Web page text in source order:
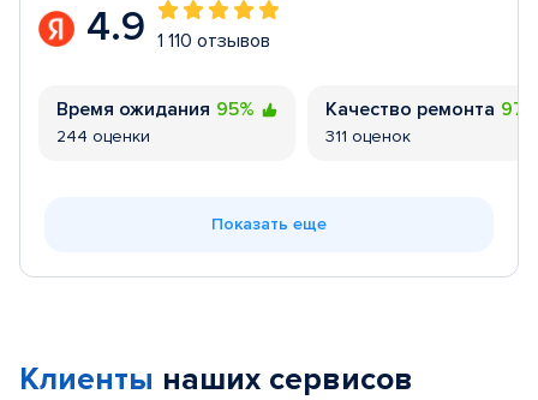
4.9 1 110 отзывов
Время ожидания 95%
244 оценки
Качество ремонта
311 оценок
Показать еще
Клиенты наших сервисов